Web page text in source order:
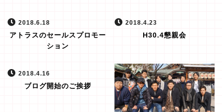
2018.6.18
アトラスのセールスプロモー
ション
2018.4.23
H30.4懇親会
2018.4.16
ブログ開始のご挨拶